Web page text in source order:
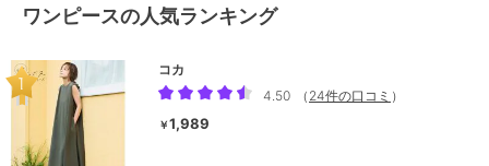
ワンピースの人気ランキング
コカ
4.50
（ 24件の口コミ ）
￥1,989